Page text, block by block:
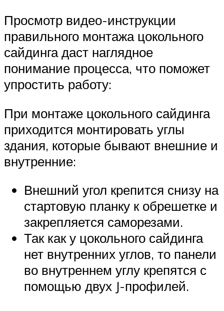
Просмотр видео-инструкции
правильного монтажа цокольного
сайдинга даст наглядное
понимание процесса, что поможет
упростить работу:
При монтаже цокольного сайдинга
приходится монтировать углы
здания, которые бывают внешние и
внутренние:
Внешний угол крепится снизу на
стартовую планку к обрешетке и
закрепляется саморезами.
Так как у цокольного сайдинга
нет внутренних углов, то панели
во внутреннем углу крепятся с
помощью двух J-профилей.